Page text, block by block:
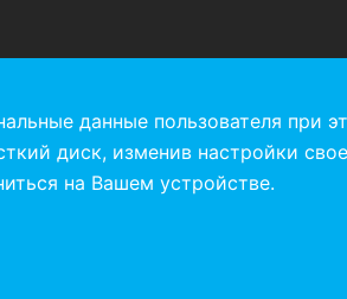
данные пользователя при
диск, изменив настройки
на Вашем устройстве.